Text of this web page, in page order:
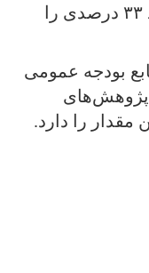
کسری تراز عملیاتی بودجه بهبود ۳۳ درصدی را
بودجه عمومی
پژوهش‌های
را دارد.